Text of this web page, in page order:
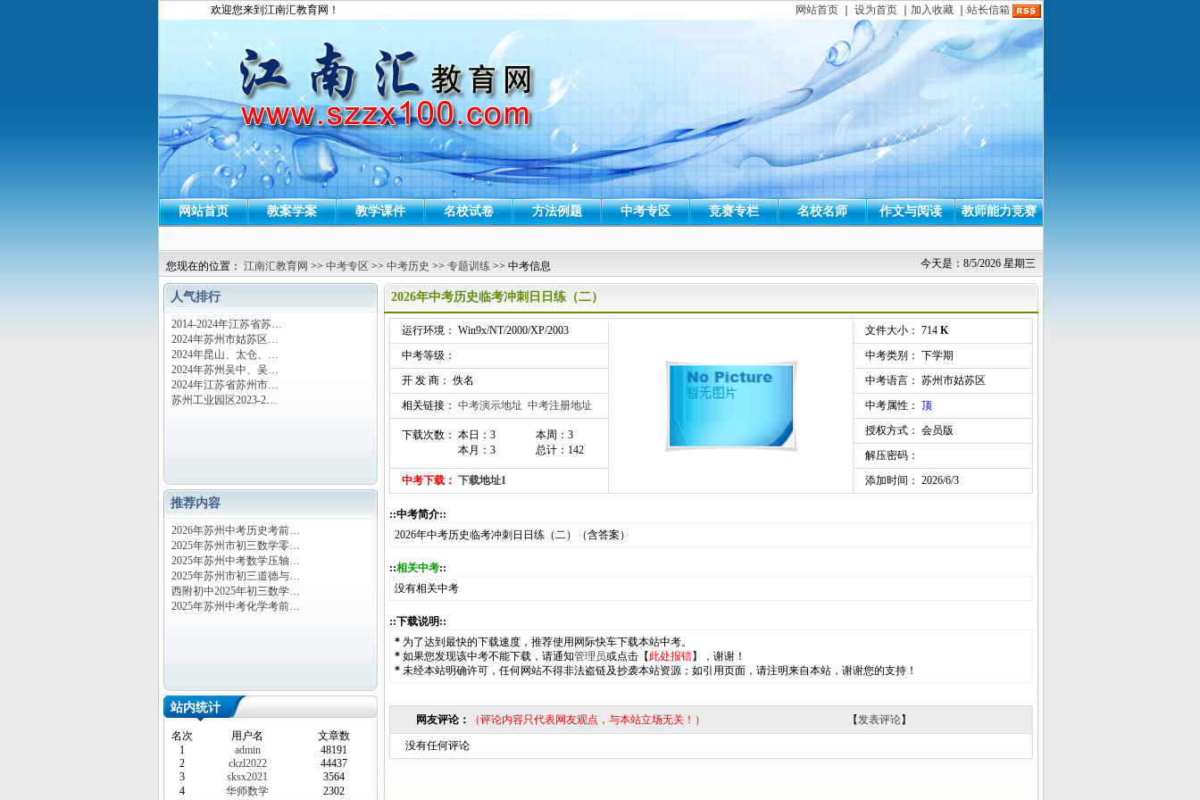
欢迎您来到江南汇教育网！ 网站首页 设为首页 加入收藏 站长信箱
网站首页 教案学案 教学课件 名校试卷 方法例题 中考专区 竞赛专栏 名校名师 作文与阅读 教师能力竞赛
今天是：8/5/2026 星期三
您现在的位置： 江南汇教育网 >> 中考专区 >> 中考历史 >> 专题训练 >> 中考信息
人气排行
2014-2024年江苏省苏…
2024年苏州市姑苏区…
2024年昆山、太仓、…
2024年苏州吴中、吴…
2024年江苏省苏州市…
苏州工业园区2023-2…
推荐内容
2026年苏州中考历史考前…
2025年苏州市初三数学零…
2025年苏州中考数学压轴…
2025年苏州市初三道德与…
西附初中2025年初三数学…
2025年苏州中考化学考前…
站内统计
名次 用户名
文章数
1
admin
48191
2
ckzl2022
44437
3
sksx2021
3564
4
华师数学
2302
2026年中考历史临考冲刺日日练（二）
运行环境： Win9x/NT/2000/XP/2003 文件大小： 714 K
中考等级：
中考类别： 下学期
开 发 商： 佚名
中考语言： 苏州市姑苏区
相关链接： 中考演示地址 中考注册地址 中考属性： 顶
下载次数： 本日：3
本月：3
本周：3
总计：142
授权方式： 会员版
解压密码：
中考下载： 下载地址1 添加时间： 2026/6/3
::中考简介::
2026年中考历史临考冲刺日日练（二）（含答案）
::相关中考::
没有相关中考
::下载说明::
* 为了达到最快的下载速度，推荐使用网际快车下载本站中考。
* 如果您发现该中考不能下载，请通知管理员或点击【 此处报错】，谢谢！
* 未经本站明确许可，任何网站不得非法盗链及抄袭本站资源；如引用页面，请注明来自本站，谢谢您的支持！
网友评论： （评论内容只代表网友观点，与本站立场无关！） 【发表评论】
没有任何评论